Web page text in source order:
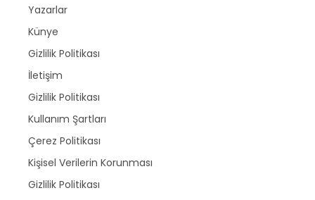
Yazarlar
Künye
Gizlilik Politikası
İletişim
Gizlilik Politikası
Kullanım Şartları
Çerez Politikası
Kişisel Verilerin Korunması
Gizlilik Politikası